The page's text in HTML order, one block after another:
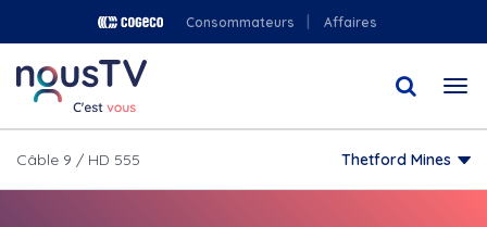
au
contenu
principal
Consommateurs Affaires
Câble 9 / HD 555 Thetford Mines